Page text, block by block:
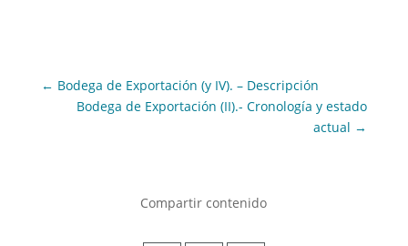
← Bodega de Exportación (y IV). – Descripción
Bodega de Exportación (II).- Cronología y estado
actual →
Compartir contenido